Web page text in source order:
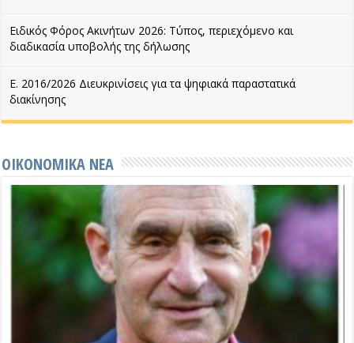
Ειδικός Φόρος Ακινήτων 2026: Τύπος, περιεχόμενο και
διαδικασία υποβολής της δήλωσης
Ε. 2016/2026 Διευκρινίσεις για τα ψηφιακά παραστατικά
διακίνησης
ΟΙΚΟΝΟΜΙΚΑ ΝΕΑ